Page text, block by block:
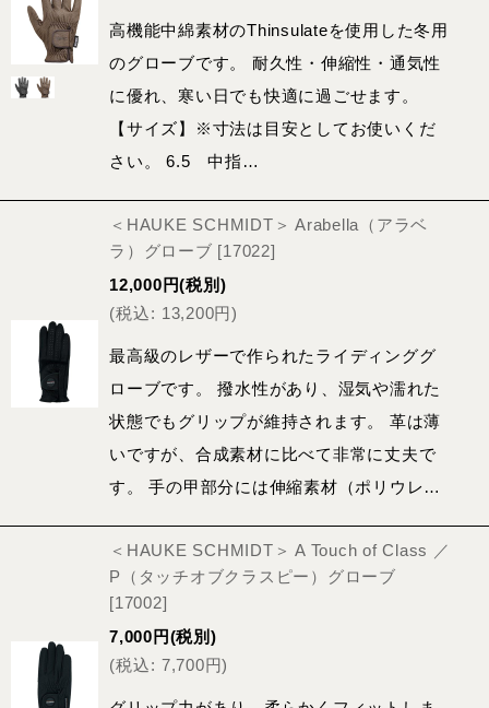
高機能中綿素材のThinsulateを使用した冬用
のグローブです。 耐久性・伸縮性・通気性
に優れ、寒い日でも快適に過ごせます。
【サイズ】※寸法は目安としてお使いくだ
さい。 6.5 中指…
＜HAUKE SCHMIDT＞ Arabella（アラベ
ラ）グローブ [17022]
12,000 円(税別)
(税込: 13,200円)
最高級のレザーで作られたライディンググ
ローブです。 撥水性があり、湿気や濡れた
状態でもグリップが維持されます。 革は薄
いですが、合成素材に比べて非常に丈夫で
す。 手の甲部分には伸縮素材（ポリウレ…
＜HAUKE SCHMIDT＞ A Touch of Class ／
P（タッチオブクラスピー）グローブ
[17002]
7,000 円(税別)
(税込: 7,700円)